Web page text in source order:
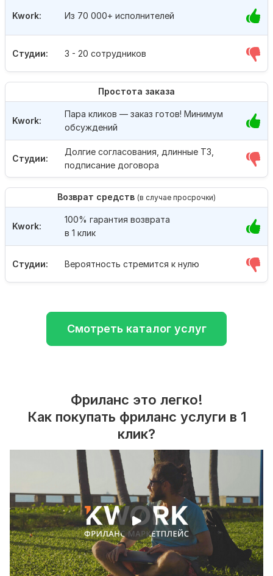
Студии: 3 - 20 сотрудников
Kwork: Из 70 000+ исполнителей
Простота заказа
Студии:
Долгие согласования, длинные ТЗ,
подписание договора
Kwork:
Пара кликов — заказ готов! Минимум
обсуждений
Возврат средств (в случае просрочки)
Студии: Вероятность стремится к нулю
Kwork:
100% гарантия возврата
в 1 клик
Смотреть каталог услуг
Фриланс это легко!
Как покупать фриланс услуги в 1
клик?